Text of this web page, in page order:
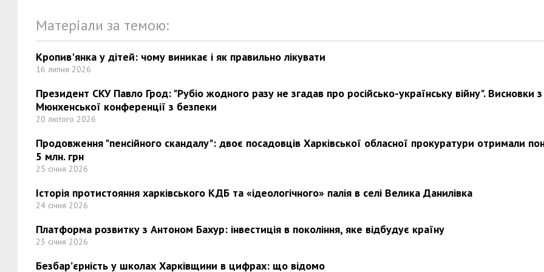
Матеріали за темою:
Кропив'янка у дітей: чому виникає і як правильно лікувати
16 липня 2026
Президент СКУ Павло Грод: "Рубіо жодного разу не згадав про російсько-українську війну". Висновки з
Мюнхенської конференції з безпеки
20 лютого 2026
Продовження "пенсійного скандалу": двоє посадовців Харківської обласної прокуратури отримали
5 млн. грн
25 січня 2026
Історія протистояння харківського КДБ та «ідеологічного» палія в селі Велика Данилівка
24 січня 2026
Платформа розвитку з Антоном Бахур: інвестиція в покоління, яке відбудує країну
23 січня 2026
Безбар’єрність у школах Харківщини в цифрах: що відомо